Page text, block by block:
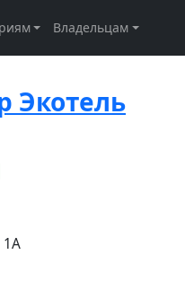
Владельцам
Экотель
1А